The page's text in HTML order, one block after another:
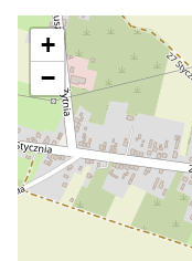
Italiano
Nederlands
Português
Suomi
+
−